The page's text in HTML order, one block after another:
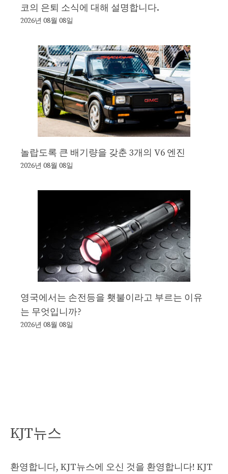
코의 은퇴 소식에 대해 설명합니다.
2026년 08월 08일
놀랍도록 큰 배기량을 갖춘 3개의 V6 엔진
2026년 08월 08일
영국에서는 손전등을 횃불이라고 부르는 이유
는 무엇입니까?
2026년 08월 08일
KJT뉴스
환영합니다, KJT뉴스에 오신 것을 환영합니다! KJT